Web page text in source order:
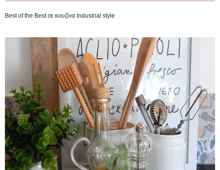
Best of the Best σε κουζίνα Industrial style